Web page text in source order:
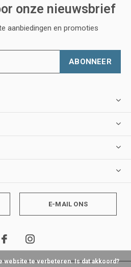
onze nieuwsbrief
aanbiedingen en promoties
ABONNEER
E-MAIL ONS
website te verbeteren. Is dat akkoord?